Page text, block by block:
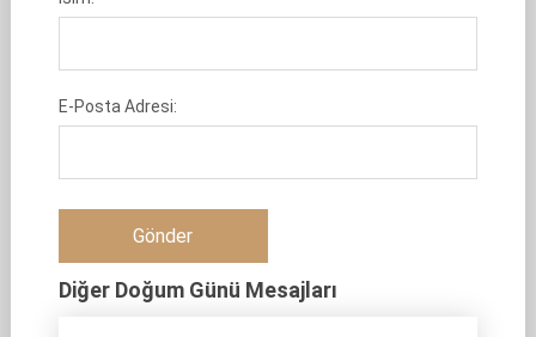
E-Posta Adresi:
Diğer Doğum Günü Mesajları